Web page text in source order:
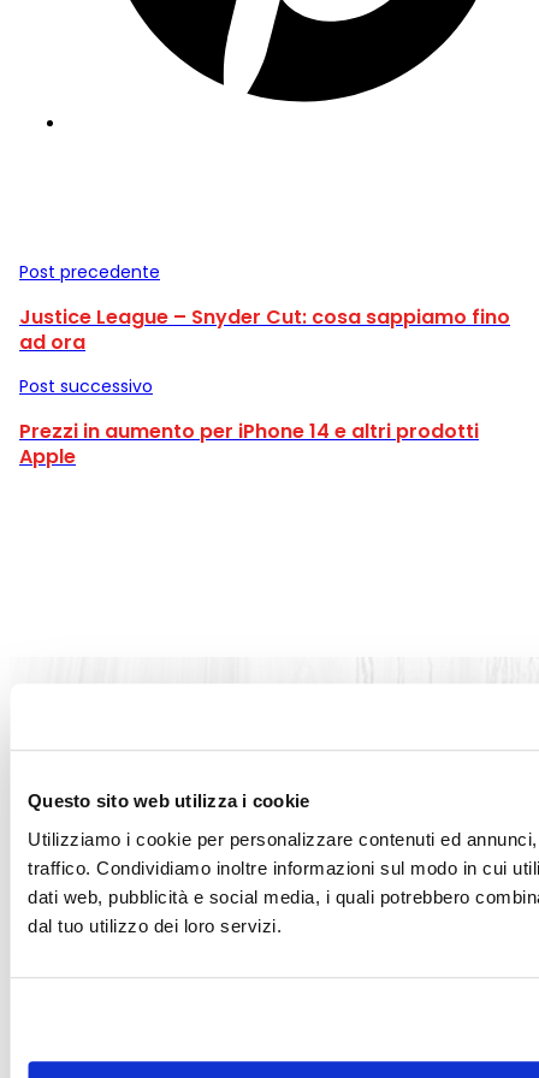
Questo sito web utilizza i cookie
Utilizziamo i cookie per personalizzare contenuti ed
traffico. Condividiamo inoltre informazioni sul modo in cui
dati web, pubblicità e social media, i quali potrebbero
dal tuo utilizzo dei loro servizi.
Post precedente
Justice League – Snyder Cut: cosa sappiamo fino
ad ora
Post successivo
Prezzi in aumento per iPhone 14 e altri prodotti
Apple
Articoli correlati